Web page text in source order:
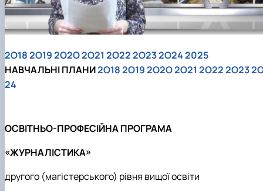
2O182O192O2O2O21 2O222O232O242025
НАВЧАЛЬНІ ПЛАНИ2O182O192O2O2O21 2O222O23
24
ОСВІТНЬО-ПРОФЕСІЙНА ПРОГРАМА
«ЖУРНАЛІСТИКА»
другого (магістерського) рівня вищої освіти